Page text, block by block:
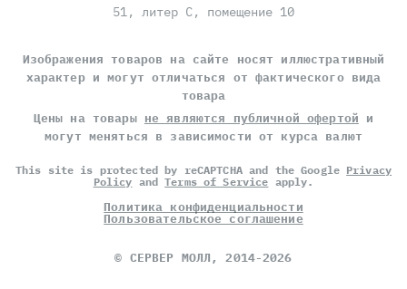
51, литер С, помещение 10
Изображения товаров на сайте носят иллюстративный
характер и могут отличаться от фактического вида
товара
Цены на товары не являются публичной офертой и
могут меняться в зависимости от курса валют
This site is protected by reCAPTCHA and the Google Privacy
Policy andTerms of Service apply.
Политика конфиденциальности
Пользовательское соглашение
© СЕРВЕР МОЛЛ, 2014-2026